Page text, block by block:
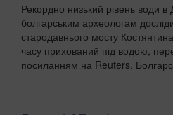
Рекордно низький рівень води в
болгарським археологам
стародавнього мосту
часу прихований під водою,
посиланням на Reuters.